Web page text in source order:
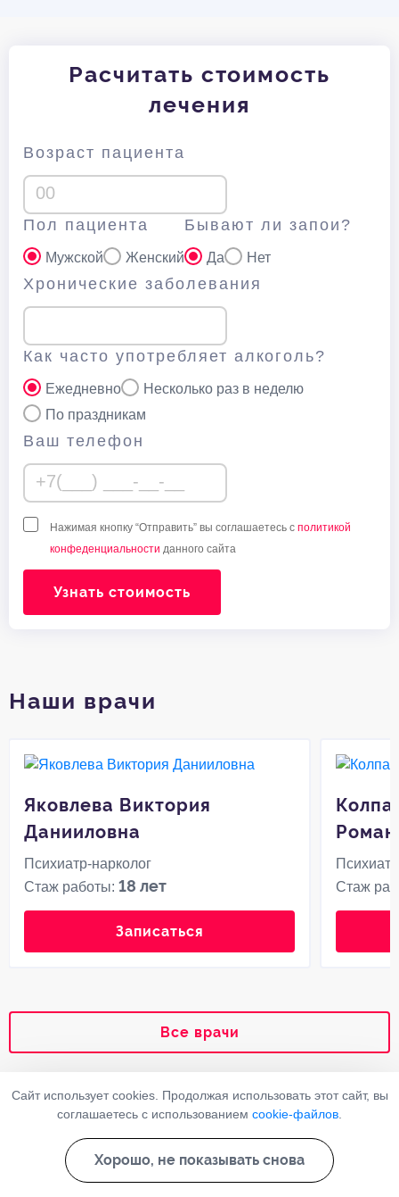
Расчитать стоимость
лечения
Возраст пациента
Пол пациента
Мужской Женский
Бывают ли запои?
Да Нет
Хронические заболевания
Как часто употребляет алкоголь?
Ежедневно
Несколько раз в неделю
По праздникам
Ваш телефон
Нажимая кнопку “Отправить” вы соглашаетесь с политикой
конфеденциальности данного сайта
Узнать стоимость
Наши врачи
Яковлева Виктория
Данииловна
Психиатр-нарколог
Стаж работы:18 лет
Записаться
Стаж
Все врачи
Ответы на часто задаваемые
вопросы
Сайт использует cookies. Продолжая использовать этот сайт, вы
соглашаетесь с использованием cookie-файлов
Хорошо, не показывать снова